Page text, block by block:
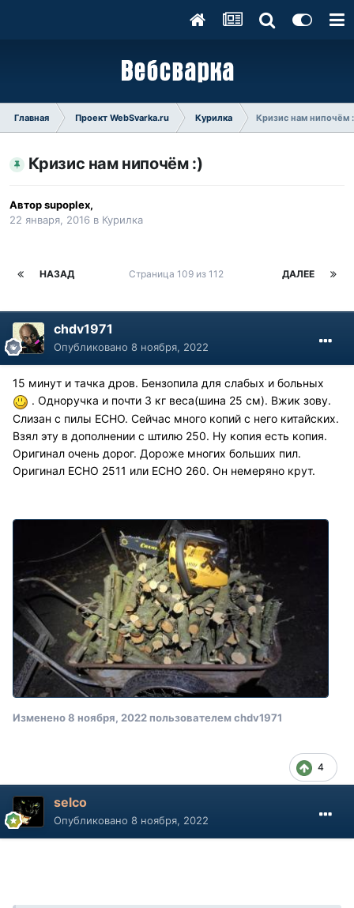
Главная Проект WebSvarka.ru Курилка Кризис нам нипочём
Кризис нам нипочём :)
Авторsupoplex,
22 января, 2016 в Курилка
НАЗАД ДАЛЕЕ
Страница 109 из 112
chdv1971
Опубликовано 8 ноября, 2022
15 минут и тачка дров. Бензопила для слабых и больных
. Одноручка и почти 3 кг веса(шина 25 см). Вжик зову.
Слизан с пилы ECHO. Сейчас много копий с него китайских.
Взял эту в дополнении с штилю 250. Ну копия есть копия.
Оригинал очень дорог. Дороже многих больших пил.
Оригинал ECHO 2511 или ECHO 260. Он немеряно крут.
Изменено8 ноября, 2022пользователем chdv1971
4
selco
Опубликовано 8 ноября, 2022